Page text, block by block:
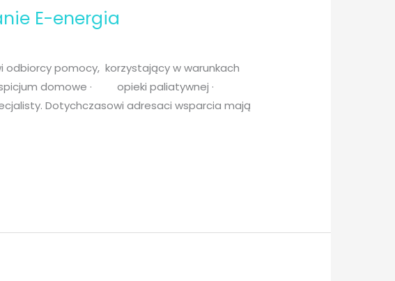
E-energia
odbiorcy pomocy, korzystający w warunkach
domowe · opieki paliatywnej ·
Dotychczasowi adresaci wsparcia mają